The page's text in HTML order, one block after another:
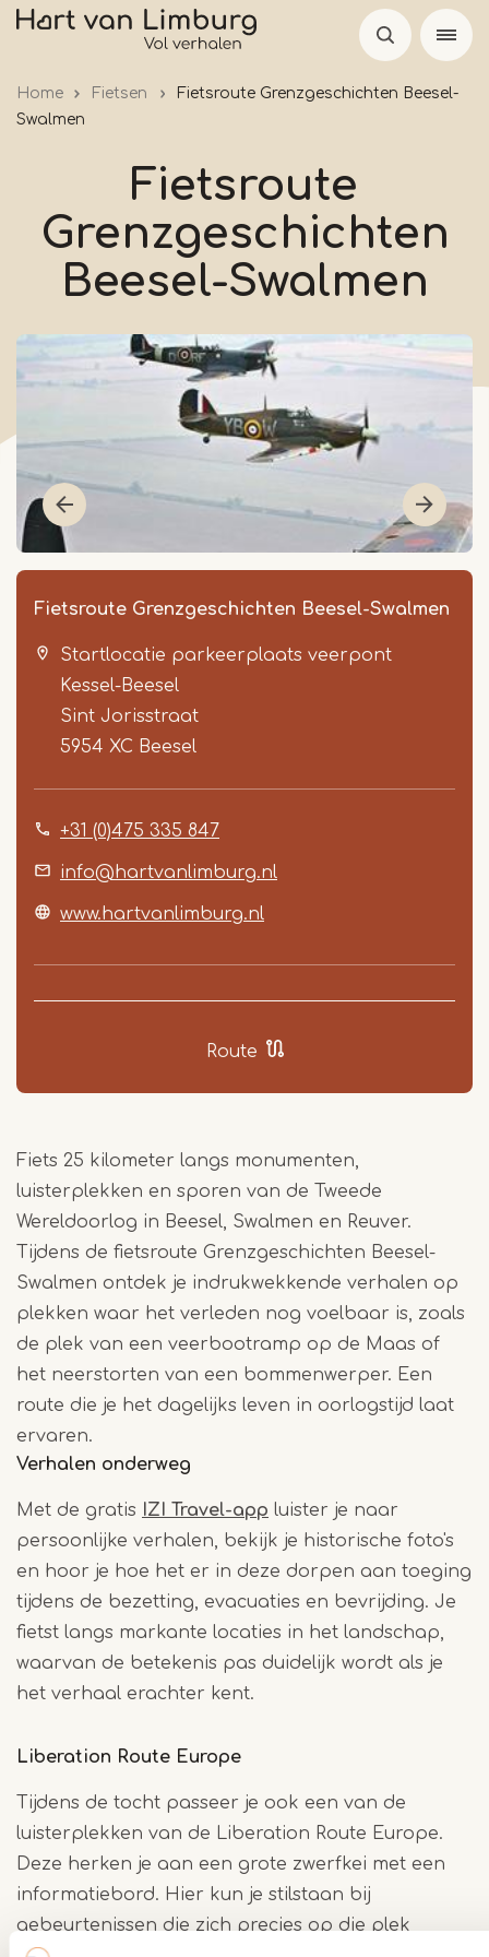
Overslaan
Home Fietsen
Fietsroute Grenzgeschichten Beesel-
Swalmen
Fietsroute
Grenzgeschichten
Beesel-Swalmen
Fietsroute Grenzgeschichten Beesel-Swalmen
Startlocatie parkeerplaats veerpont
Kessel-Beesel
Sint Jorisstraat
5954 XC Beesel
+31 (0)475 335 847
info@hartvanlimburg.nl
www.hartvanlimburg.nl
Route
Fiets 25 kilometer langs monumenten,
luisterplekken en sporen van de Tweede
Wereldoorlog in Beesel, Swalmen en Reuver.
Tijdens de fietsroute Grenzgeschichten Beesel-
Swalmen ontdek je indrukwekkende verhalen op
plekken waar het verleden nog voelbaar is, zoals
de plek van een veerbootramp op de Maas of
het neerstorten van een bommenwerper. Een
route die je het dagelijks leven in oorlogstijd laat
ervaren.
Verhalen onderweg
Met de gratis IZI Travel-app luister je naar
persoonlijke verhalen, bekijk je historische foto's
en hoor je hoe het er in deze dorpen aan toeging
tijdens de bezetting, evacuaties en bevrijding. Je
fietst langs markante locaties in het landschap,
waarvan de betekenis pas duidelijk wordt als je
het verhaal erachter kent.
Liberation Route Europe
Tijdens de tocht passeer je ook een van de
luisterplekken van de Liberation Route Europe.
Deze herken je aan een grote zwerfkei met een
informatiebord. Hier kun je stilstaan bij
gebeurtenissen die zich precies op die plek